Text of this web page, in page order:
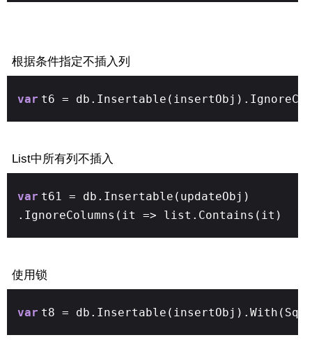
根据条件指定不插入列
var t6 =
List中所有列不插入
var t61 = db.Insertable(updateObj)
.IgnoreColumns(it => list.Contains(it)
使用锁
var t8 =